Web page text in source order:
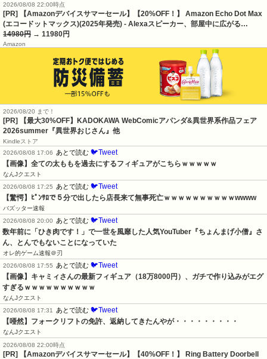
2026/08/08 22:00時点
[PR] 【Amazonデバイスサマーセール】【20%OFF！】 Amazon Echo Dot Max
(エコードットマックス)(2025年発売) - Alexaスピーカー、部屋中に広がる…
14980円 → 11980円
Amazon
2026/08/20 まで！
[PR] 【最大30%OFF】KADOKAWA WebComicアパンダ&異世界系作品フェア
2026summer『異世界おじさん』他
Kindleストア
2026/08/08 17:06
あとで読む 🐦Tweet
【画像】全ての太ももを過去にするフィギュアがこちらｗｗｗｗｗ
なんJクエスト
2026/08/08 17:25
あとで読む 🐦Tweet
【驚愕】ﾋﾟﾝｻﾛで５分で出したら店長来て無事死亡ｗｗｗｗｗｗｗｗｗｗwwww
バズッター速報
2026/08/08 20:00
あとで読む 🐦Tweet
数年前に「ひき肉です！」で一世を風靡した人気YouTuber『ちょんまげ小僧』さ
ん、とんでもないことになっていた
オレ的ゲーム速報＠刃
2026/08/08 17:55
あとで読む 🐦Tweet
【画像】キャミィさんの最新フィギュア（18万8000円）、ガチで作り込みがエグ
すぎるｗｗｗｗｗｗｗｗｗｗ
なんJクエスト
2026/08/08 17:31
あとで読む 🐦Tweet
【唖然】フォークリフトの免許、返納してきたんやが・・・・・・・・・
なんJクエスト
2026/08/08 22:00時点
[PR] 【Amazonデバイスサマーセール】【40%OFF！】 Ring Battery Doorbell